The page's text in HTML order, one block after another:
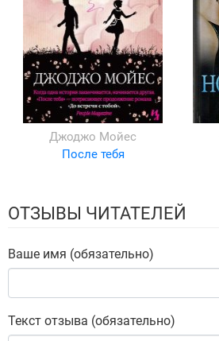
Джоджо Мойес
После тебя
ОТЗЫВЫ ЧИТАТЕЛЕЙ
Ваше имя (обязательно)
Текст отзыва (обязательно)